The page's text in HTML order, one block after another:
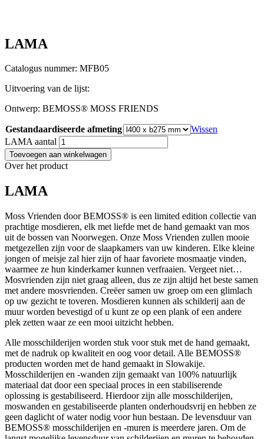
LAMA
Catalogus nummer: MFB05
Uitvoering van de lijst:
Ontwerp: BEMOSS® MOSS FRIENDS
Gestandaardiseerde afmeting
Wissen
LAMA aantal
Toevoegen aan winkelwagen
Over het product
LAMA
Moss Vrienden door BEMOSS® is een limited edition collectie van
prachtige mosdieren, elk met liefde met de hand gemaakt van mos
uit de bossen van Noorwegen. Onze Moss Vrienden zullen mooie
metgezellen zijn voor de slaapkamers van uw kinderen. Elke kleine
jongen of meisje zal hier zijn of haar favoriete mosmaatje vinden,
waarmee ze hun kinderkamer kunnen verfraaien. Vergeet niet…
Mosvrienden zijn niet graag alleen, dus ze zijn altijd het beste samen
met andere mosvrienden. Creëer samen uw groep om een glimlach
op uw gezicht te toveren. Mosdieren kunnen als schilderij aan de
muur worden bevestigd of u kunt ze op een plank of een andere
plek zetten waar ze een mooi uitzicht hebben.
Alle mosschilderijen worden stuk voor stuk met de hand gemaakt,
met de nadruk op kwaliteit en oog voor detail. Alle BEMOSS®
producten worden met de hand gemaakt in Slowakije.
Mosschilderijen en -wanden zijn gemaakt van 100% natuurlijk
materiaal dat door een speciaal proces in een stabiliserende
oplossing is gestabiliseerd. Hierdoor zijn alle mosschilderijen,
moswanden en gestabiliseerde planten onderhoudsvrij en hebben ze
geen daglicht of water nodig voor hun bestaan. De levensduur van
BEMOSS® mosschilderijen en -muren is meerdere jaren. Om de